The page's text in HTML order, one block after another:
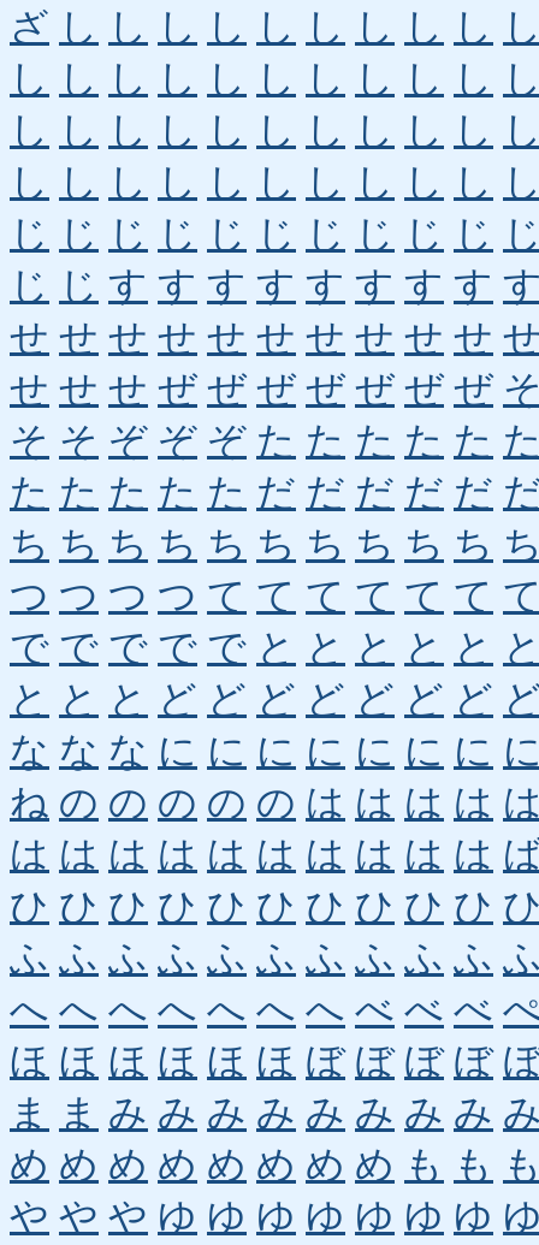
ざ し し し し し し し し し
し し し し し し し し し し
し し し し し し し し し し
し し し し し し し し し し
じ じ じ じ じ じ じ じ じ じ
じ じ す す す す す す す す
せ せ せ せ せ せ せ せ せ せ
せ せ せ ぜ ぜ ぜ ぜ ぜ ぜ ぜ
そ そ ぞ ぞ ぞ た た た た た
た た た た た だ だ だ だ だ
ち ち ち ち ち ち ち ち ち ち
つ つ つ つ て て て て て て
で で で で で と と と と と
と と と ど ど ど ど ど ど ど
な な な に に に に に に に
ね の の の の の は は は は
は は は は は は は は は は
ひ ひ ひ ひ ひ ひ ひ ひ ひ ひ
ふ ふ ふ ふ ふ ふ ふ ふ ふ ふ
へ へ へ へ へ へ へ べ べ べ
ほ ほ ほ ほ ほ ほ ぼ ぼ ぼ ぼ
ま
ま み み み み み み み み
め め め め め め め め も も
や や や ゆ ゆ ゆ ゆ ゆ ゆ ゆ